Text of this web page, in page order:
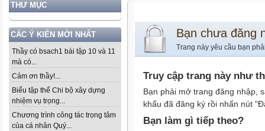
THƯ MỤC
CÁC Ý KIẾN MỚI NHẤT
Thầy có bsach1 bài tập 10 và 11
mà có...
Cảm ơn thầy!...
Biểu tập thể Chi bộ xây dựng
nhiệm vụ trọng...
Chương trình công tác trọng tâm
của cá nhân Quý...
Bạn chưa đăng
Trang này yêu cầu bạn
Truy cập trang này như
Bạn phải mở trang đăng nhập,
khẩu đã đăng ký rồi nhấn nút
Bạn làm gì tiếp theo?